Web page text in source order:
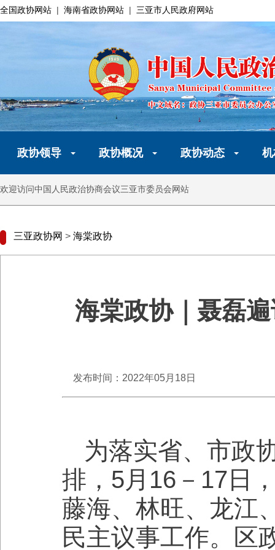
全国政协网站 | 海南省政协网站 | 三亚市人民政府网站
政协领导 政协概况 政协动态
欢迎访问中国人民政治协商会议三亚市委员会网站
三亚政协网 > 海棠政协
海棠政协｜聂磊
发布时间：2022年05月18日
为落实省、市政
排，5月16－17日
藤海、林旺、龙江
民主议事工作。区